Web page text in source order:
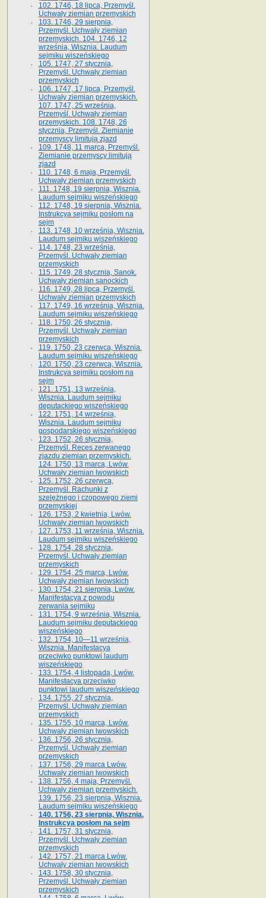
102. 1746, 18 lipca, Przemyśl.
Uchwały ziemian przemyskich
103. 1746, 29 sierpnia,
Przemyśl. Uchwały ziemian
przemyskich. 104. 1746, 12
września, Wisznia. Laudum
sejmiku wiszeńskiego
105. 1747, 27 stycznia,
Przemyśl. Uchwały ziemian
przemyskich
106. 1747, 17 lipca, Przemyśl.
Uchwały ziemian przemyskich.
107. 1747, 25 września,
Przemyśl. Uchwały ziemian
przemyskich. 108. 1748, 26
stycznia, Przemyśl. Ziemianie
przemyscy limitują zjazd
109. 1748, 11 marca, Przemyśl.
Ziemianie przemyscy limitują
zjazd
110. 1748, 6 maja, Przemyśl.
Uchwały ziemian przemyskich
111. 1748, 19 sierpnia, Wisznia.
Laudum sejmiku wiszeńskiego
112. 1748, 19 sierpnia, Wisznia.
Instrukcya sejmiku posłom na
sejm
113. 1748, 10 września, Wisznia.
Laudum sejmiku wiszeńskiego
114. 1748, 23 września,
Przemyśl. Uchwały ziemian
przemyskich
115. 1749, 28 stycznia, Sanok.
Uchwały ziemian sanockich
116. 1749, 28 lipca, Przemyśl.
Uchwały ziemian przemyskich
117. 1749, 16 września, Wisznia.
Laudum sejmiku wiszeńskiego
118. 1750, 26 stycznia,
Przemyśl. Uchwały ziemian
przemyskich
119. 1750, 23 czerwca, Wisznia.
Laudum sejmiku wiszeńskiego
120. 1750, 23 czerwca, Wisznia.
Instrukcya sejmiku posłom na
sejm
121. 1751, 13 września,
Wisznia. Laudum sejmiku
deputackiego wiszeńskiego
122. 1751, 14 września,
Wisznia. Laudum sejmiku
gospodarskiego wiszeńskiego
123. 1752, 26 stycznia,
Przemyśl. Reces zerwanego
zjazdu ziemian przemyskich.
124. 1750, 13 marca, Lwów.
Uchwały ziemian lwowskich
125. 1752, 26 czerwca,
Przemyśl. Rachunki z
szelężnego i czopowego ziemi
przemyskiej
126. 1753, 2 kwietnia, Lwów.
Uchwały ziemian lwowskich
127. 1753, 11 września, Wisznia.
Laudum sejmiku wiszeńskiego
128. 1754, 28 stycznia,
Przemyśl. Uchwały ziemian
przemyskich
129. 1754, 25 marca, Lwów.
Uchwały ziemian lwowskich
130. 1754, 21 sierpnia, Lwów.
Manifestacya z powodu
zerwania sejmiku
131. 1754, 9 września, Wisznia.
Laudum sejmiku deputackiego
wiszeńskiego
132. 1754, 10—11 września,
Wisznia. Manifestacya
przeciwko punktowi laudum
wiszeńskiego
133. 1754, 4 listopada, Lwów.
Manifestacya przeciwko
punktowi laudum wiszeńskiego
134. 1755, 27 stycznia,
Przemyśl. Uchwały ziemian
przemyskich
135. 1755, 10 marca, Lwów.
Uchwały ziemian lwowskich
136. 1756, 26 stycznia,
Przemyśl. Uchwały ziemian
przemyskich
137. 1756, 29 marca Lwów.
Uchwały ziemian lwowskich
138. 1756, 4 maja, Przemyśl.
Uchwały ziemian przemyskich.
139. 1756, 23 sierpnia, Wisznia.
Laudum sejmiku wiszeńskiego
140. 1756, 23 sierpnia, Wisznia.
Instrukcya posłom na sejm
141. 1757, 31 stycznia,
Przemyśl. Uchwały ziemian
przemyskich
142. 1757, 21 marca Lwów.
Uchwały ziemian lwowskich
143. 1758, 30 stycznia,
Przemyśl. Uchwały ziemian
przemyskich